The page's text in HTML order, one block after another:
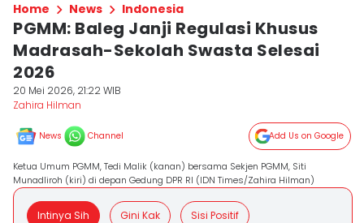
Home News Indonesia
PGMM: Baleg Janji Regulasi Khusus
Madrasah-Sekolah Swasta Selesai
2026
20 Mei 2026, 21:22 WIB
Zahira Hilman
News Channel Add Us on Google
Ketua Umum PGMM, Tedi Malik (kanan) bersama Sekjen PGMM, Siti
Munadliroh (kiri) di depan Gedung DPR RI (IDN Times/Zahira Hilman)
Intinya Sih Gini Kak Sisi Positif